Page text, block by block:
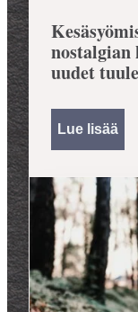
uudet
Lue lisää